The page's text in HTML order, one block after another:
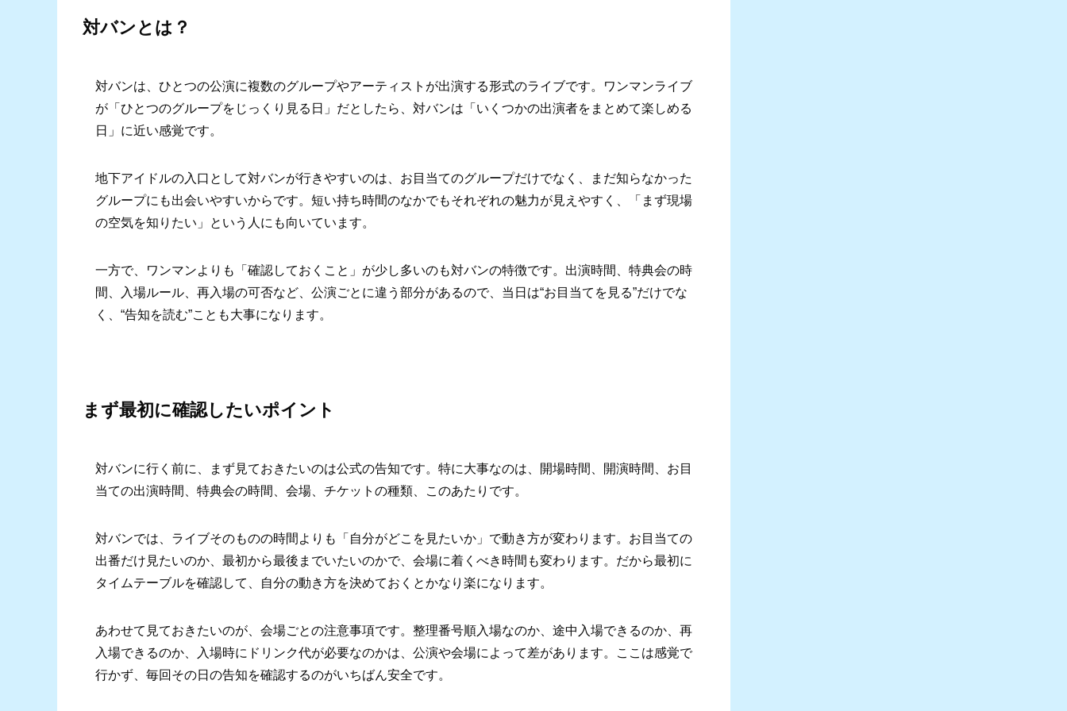
対バンとは？
対バンは、ひとつの公演に複数のグループやアーティストが出演する形式のライブです。ワンマンライブ
が「ひとつのグループをじっくり見る日」だとしたら、対バンは「いくつかの出演者をまとめて楽しめる
日」に近い感覚です。
地下アイドルの入口として対バンが行きやすいのは、お目当てのグループだけでなく、まだ知らなかった
グループにも出会いやすいからです。短い持ち時間のなかでもそれぞれの魅力が見えやすく、「まず現場
の空気を知りたい」という人にも向いています。
一方で、ワンマンよりも「確認しておくこと」が少し多いのも対バンの特徴です。出演時間、特典会の時
間、入場ルール、再入場の可否など、公演ごとに違う部分があるので、当日は“お目当てを見る”だけでな
く、“告知を読む”ことも大事になります。
まず最初に確認したいポイント
対バンに行く前に、まず見ておきたいのは公式の告知です。特に大事なのは、開場時間、開演時間、お目
当ての出演時間、特典会の時間、会場、チケットの種類、このあたりです。
対バンでは、ライブそのものの時間よりも「自分がどこを見たいか」で動き方が変わります。お目当ての
出番だけ見たいのか、最初から最後までいたいのかで、会場に着くべき時間も変わります。だから最初に
タイムテーブルを確認して、自分の動き方を決めておくとかなり楽になります。
あわせて見ておきたいのが、会場ごとの注意事項です。整理番号順入場なのか、途中入場できるのか、再
入場できるのか、入場時にドリンク代が必要なのかは、公演や会場によって差があります。ここは感覚で
行かず、毎回その日の告知を確認するのがいちばん安全です。